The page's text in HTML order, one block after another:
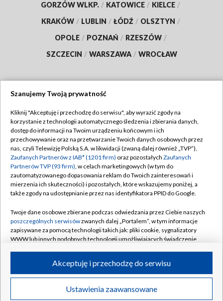
GORZÓW WLKP. / KATOWICE / KIELCE /
KRAKÓW / LUBLIN / ŁÓDŹ / OLSZTYN /
OPOLE / POZNAŃ / RZESZÓW /
SZCZECIN / WARSZAWA / WROCŁAW
TVP
Abonament TVP
Emisja w TVP
Centrum informacji TVP
Naziemna Telewizja Cyfrowa
Rada Programowa
System NOS
Informacje o nadawcy
Program dla prasy
Regulamin TVP
Polityka prywatności
Moje zgody
Pomoc
Kontakt
Kanały
©2026 Telewizja Polska S.A. w likwidacji
Szanujemy Twoją prywatność
Kliknij "Akceptuję i przechodzę do serwisu", aby wyrazić zgody na
korzystanie z technologii automatycznego śledzenia i zbierania danych,
dostęp do informacji na Twoim urządzeniu końcowym i ich
przechowywanie oraz na przetwarzanie Twoich danych osobowych przez
nas, czyli Telewizję Polską S.A. w likwidacji (zwaną dalej również „TVP”),
Zaufanych Partnerów z IAB* (1201 firm) oraz pozostałych Zaufanych
Partnerów TVP (93 firm), w celach marketingowych (w tym do
zautomatyzowanego dopasowania reklam do Twoich zainteresowań i
mierzenia ich skuteczności) i pozostałych, które wskazujemy poniżej, a
także zgody na udostępnianie przez nas identyfikatora PPID do Google.
Twoje dane osobowe zbierane podczas odwiedzania przez Ciebie naszych
poszczególnych serwisówzwanych dalej „Portalem”, w tym informacje
zapisywane za pomocą technologii takich jak: pliki cookie, sygnalizatory
WWW lub innych podobnych technologii umożliwiających świadczenie
ruchu w Internecie.
Twoje dane osobowe zbierane podczas odwiedzania przez Ciebie
poszczególnych serwisówna Portalu, takie jak adresy IP, identyfikatory
Ustawienia zaawansowane
Akceptuję i przechodzę do serwisu